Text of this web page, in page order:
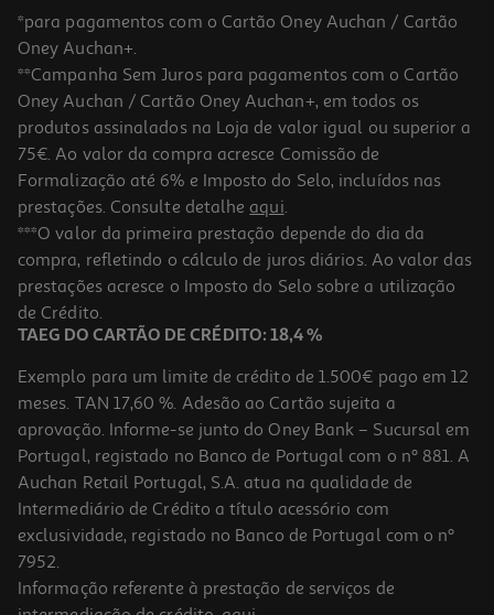
Bolsa Switch Camuflada
24.99 €/un
24,99 €
*para pagamentos com o Cartão Oney Auchan / Cartão
Oney Auchan+.
**Campanha Sem Juros para pagamentos com o Cartão
Oney Auchan / Cartão Oney Auchan+, em todos os
produtos assinalados na Loja de valor igual ou superior a
75€. Ao valor da compra acresce Comissão de
Formalização até 6% e Imposto do Selo, incluídos nas
prestações. Consulte detalhe aqui.
***O valor da primeira prestação depende do dia da
compra, refletindo o cálculo de juros diários. Ao valor das
prestações acresce o Imposto do Selo sobre a utilização
de Crédito.
TAEG DO CARTÃO DE CRÉDITO: 18,4 %
Exemplo para um limite de crédito de 1.500€ pago em 12
meses. TAN 17,60 %. Adesão ao Cartão sujeita a
aprovação. Informe-se junto do Oney Bank – Sucursal em
Portugal, registado no Banco de Portugal com o nº 881. A
Auchan Retail Portugal, S.A. atua na qualidade de
Intermediário de Crédito a título acessório com
exclusividade, registado no Banco de Portugal com o nº
7952.
Informação referente à prestação de serviços de